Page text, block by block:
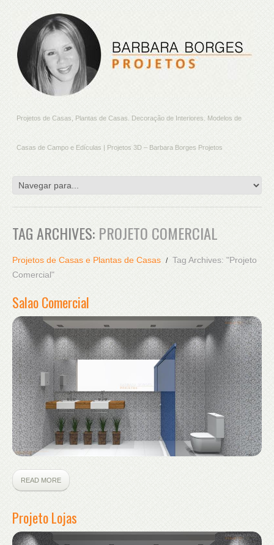
Projetos de Casas, Plantas de Casas. Decoração de Interiores. Modelos de
Casas de Campo e Edículas | Projetos 3D – Barbara Borges Projetos
TAG ARCHIVES: PROJETO COMERCIAL
Projetos de Casas e Plantas de Casas
Tag Archives: "Projeto
Comercial"
Salao Comercial
READ MORE
Projeto Lojas